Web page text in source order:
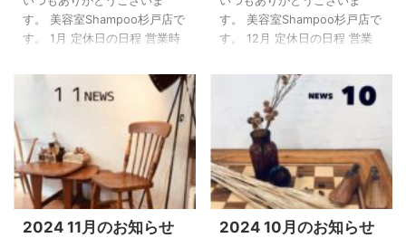
す。 美容室Shampoo杉戸店で
す。 1月 定休日の日程 営業時
休日とさせていただきます。
【重要】 ※1月の第3水曜は営
業します！ ※1/1～1/3は定休日
とさせていただきます。 各ス
タイリスト別の公休日 橋本 國
分 1/10(金) 1/17(金)
1/22(水) 1/27(月) 小島
1/8(水) 1/15(水) 1/24(金)
1/29(水) Shampooオリジナル
す。 美容室Shampoo杉戸店で
す。 12月 定休日の日程 営業
定休日とさせていただきま
す。 【重要】 ※12月18日(第3
水曜)は営業します！ ※12/31～
1/3は定休日とさせていただき
ます。 12月はご予約の混雑が
予想されます！ 直前、前日、
当日のご予約ですと、年内12
月中のご予約が取れなくなっ
てしまい、最悪、来年の予約
2024 11月のお知らせ 2024 10月のお知らせ